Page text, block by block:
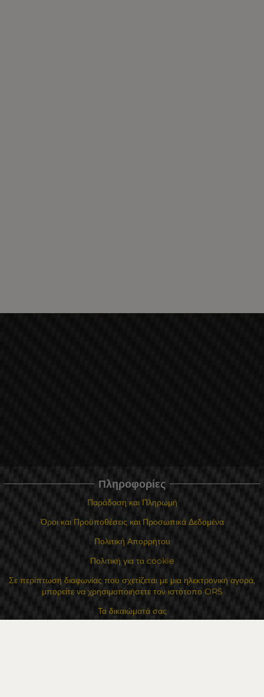
Πληροφορίες
Παράδοση και Πληρωμή
Όροι και Προϋποθέσεις και Προσωπικά Δεδομένα
Πολιτική Απορρήτου
Πολιτική για τα cookie
Σε περίπτωση διαφωνίας που σχετίζεται με μια ηλεκτρονική αγορά,
μπορείτε να χρησιμοποιήσετε τον ιστότοπο ORS
Τα δικαιώματά σας